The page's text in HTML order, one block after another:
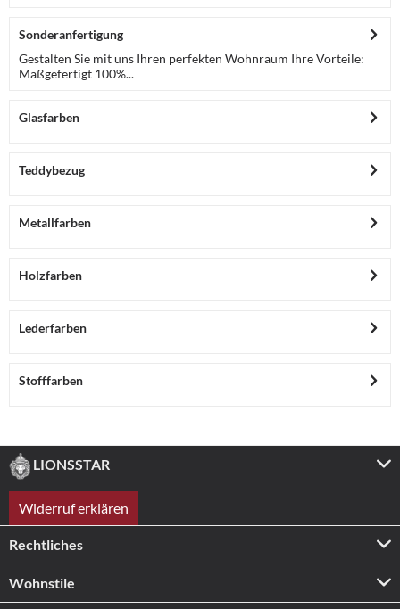
Sonderanfertigung
Gestalten Sie mit uns Ihren perfekten Wohnraum Ihre Vorteile:
Maßgefertigt 100%...
Glasfarben
Teddybezug
Metallfarben
Holzfarben
Lederfarben
Stofffarben
LIONSSTAR
Widerruf erklären
Rechtliches
Wohnstile